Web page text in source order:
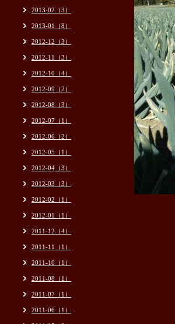
2013-02（3）
2013-01（8）
2012-12（3）
2012-11（3）
2012-10（4）
2012-09（2）
2012-08（3）
2012-07（1）
2012-06（2）
2012-05（1）
2012-04（3）
2012-03（3）
2012-02（1）
2012-01（1）
2011-12（4）
2011-11（1）
2011-10（1）
2011-08（1）
2011-07（1）
2011-06（1）